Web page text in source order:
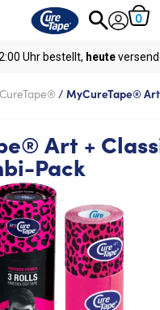
0
heuteversendet
/ MyCureTape®
Art +
Pack